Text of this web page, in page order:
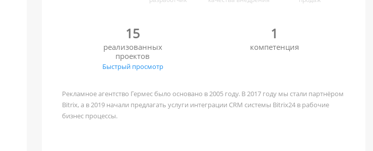
15
реализованных
проектов
Быстрый просмотр
1
компетенция
Рекламное агентство Гермес было основано в 2005 году. В 2017 году мы стали партнёром
Bitrix, а в 2019 начали предлагать услуги интеграции CRM системы Bitrix24 в рабочие
бизнес процессы.